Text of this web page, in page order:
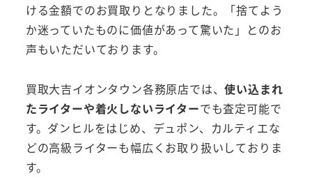
ける金額でのお買取りとなりました。「捨てよう
か迷っていたものに価値があって驚いた」とのお
声もいただいております。
買取大吉イオンタウン各務原店では、使い込まれ
たライターや着火しないライターでも査定可能で
す。ダンヒルをはじめ、デュポン、カルティエな
どの高級ライターも幅広くお取り扱いしておりま
す。